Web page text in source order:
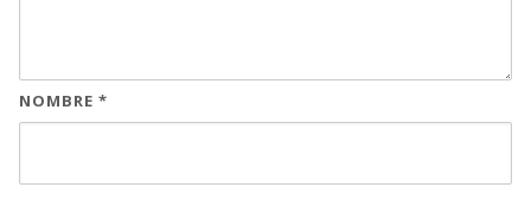
NOMBRE *